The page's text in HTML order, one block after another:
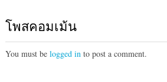
โพสคอมเม้น
You must be logged into post a comment.